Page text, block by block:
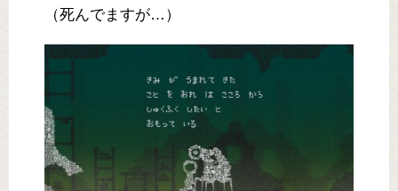
（死んでますが…）